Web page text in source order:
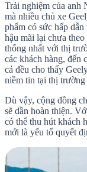
Trải nghiệm của anh
mà nhiều chủ xe
phẩm có sức hấp
hậu mãi lại chưa
thống nhất với thị
các khách hàng, đến
cả đều cho thấy
niềm tin tại thị
Dù vậy, cộng đồng
sẽ dần hoàn thiện.
có thể thu hút khách
mới là yếu tố quyết